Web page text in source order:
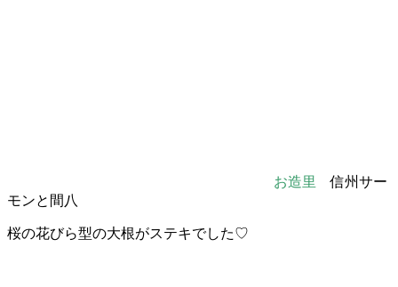
お造里信州サー
モンと間八
桜の花びら型の大根がステキでした♡